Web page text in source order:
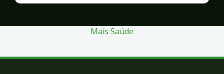
Mais Saúde